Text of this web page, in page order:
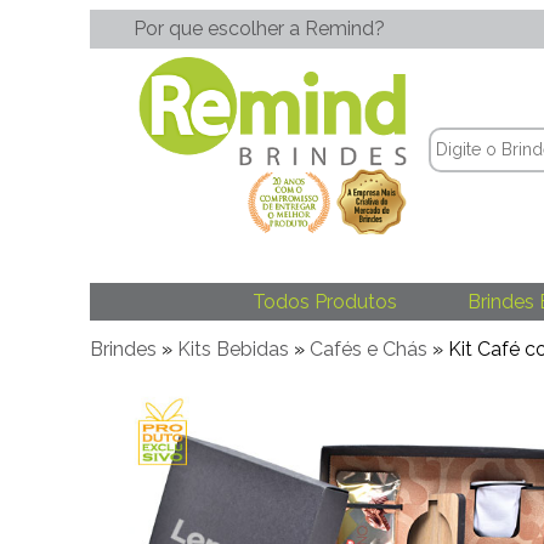
Por que escolher a Remind?
Todos Produtos Brindes
Brindes » Kits Bebidas » Cafés e Chás » Kit Café